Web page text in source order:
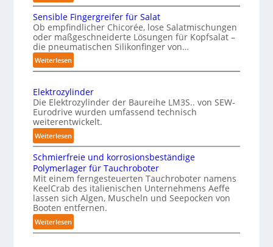
n
P
h
y
i
a
u
f
d
i
c
h
e
I
t
l
e
n
z
e
r
M
a
g
a
z
i
-
e
l
d
u
n
g
f
ü
r
K
Sensible Fingergreifer für Salat
Ob empfindlicher Chicorée, lose Salatmischungen
oder maßgeschneiderte Lösungen für Kopfsalat –
die pneumatischen Silikonfinger von…
Weiterlesen:
S
n
s
i
b
l
i
n
g
e
r
g
Elektrozylinder
Die Elektrozylinder der Baureihe LM3S.. von SEW-
Eurodrive wurden umfassend technisch
weiterentwickelt.
Weiterlesen:
E
l
e
k
t
r
o
z
Schmierfreie und korrosionsbeständige
Polymerlager für Tauchroboter
Mit einem ferngesteuerten Tauchroboter namens
KeelCrab des italienischen Unternehmens Aeffe
lassen sich Algen, Muscheln und Seepocken von
Booten entfernen.
Weiterlesen:
S